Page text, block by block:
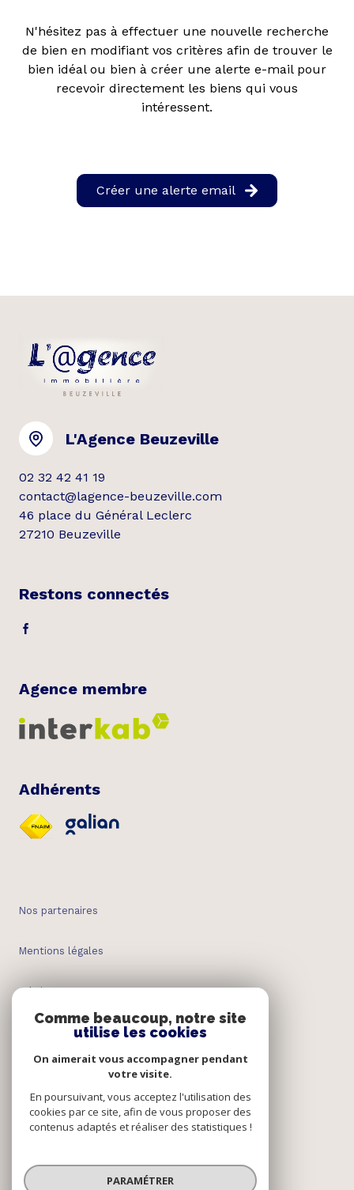
N'hésitez pas à effectuer une nouvelle recherche
de bien en modifiant vos critères afin de trouver le
bien idéal ou bien à créer une alerte e-mail pour
recevoir directement les biens qui vous
intéressent.
Créer une alerte email
L'Agence Beuzeville
02 32 42 41 19
contact@lagence-beuzeville.com
46 place du Général Leclerc
27210 Beuzeville
Restons connectés
Agence membre
Adhérents
Nos partenaires
Mentions légales
Admin
Nos honoraires
Cookies
© 2026 | Tous droits réservés
Comme beaucoup, notre site
utilise les cookies
On aimerait vous accompagner pendant
votre visite.
En poursuivant, vous acceptez l'utilisation des
cookies par ce site, afin de vous proposer des
contenus adaptés et réaliser des statistiques !
PARAMÉTRER